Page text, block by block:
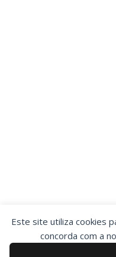
Este site utiliza cookies
concorda com a